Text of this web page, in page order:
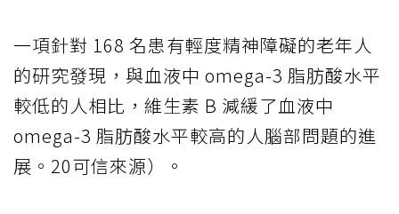
一項針對 168 名患有輕度精神障礙的老年人
的研究發現，與血液中 omega-3 脂肪酸水平
較低的人相比，維生素 B 減緩了血液中
omega-3 脂肪酸水平較高的人腦部問題的進
展。20可信來源）。